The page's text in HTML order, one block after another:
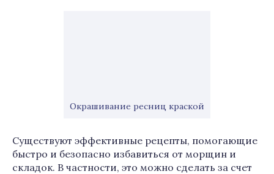
Окрашивание ресниц краской
Существуют эффективные рецепты, помогающие
быстро и безопасно избавиться от морщин и
складок. В частности, это можно сделать за счет